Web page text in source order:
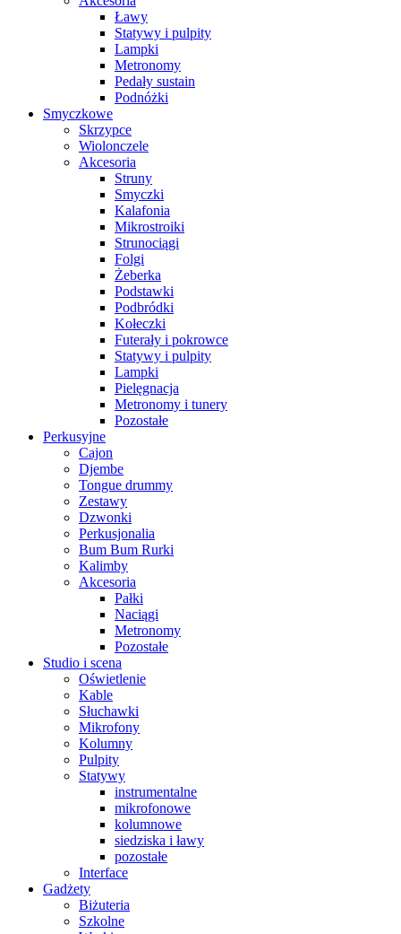
Ławy
Statywy i pulpity
Lampki
Metronomy
Pedały sustain
Podnóżki
Smyczkowe
Skrzypce
Wiolonczele
Akcesoria
Struny
Smyczki
Kalafonia
Mikrostroiki
Strunociągi
Folgi
Żeberka
Podstawki
Podbródki
Kołeczki
Futerały i pokrowce
Statywy i pulpity
Lampki
Pielęgnacja
Metronomy i tunery
Pozostałe
Perkusyjne
Cajon
Djembe
Tongue drummy
Zestawy
Dzwonki
Perkusjonalia
Bum Bum Rurki
Kalimby
Akcesoria
Pałki
Naciągi
Metronomy
Pozostałe
Studio i scena
Oświetlenie
Kable
Słuchawki
Mikrofony
Kolumny
Pulpity
Statywy
instrumentalne
mikrofonowe
kolumnowe
siedziska i ławy
pozostałe
Interface
Gadżety
Biżuteria
Szkolne